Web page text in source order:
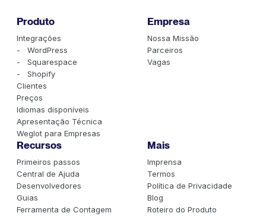
Produto
Integrações
- WordPress
- Squarespace
- Shopify
Clientes
Preços
Idiomas disponíveis
Apresentação Técnica
Weglot para Empresas
Empresa
Nossa Missão
Parceiros
Vagas
Recursos
Primeiros passos
Central de Ajuda
Desenvolvedores
Guias
Ferramenta de Contagem
Mais
Imprensa
Termos
Política de Privacidade
Blog
Roteiro do Produto